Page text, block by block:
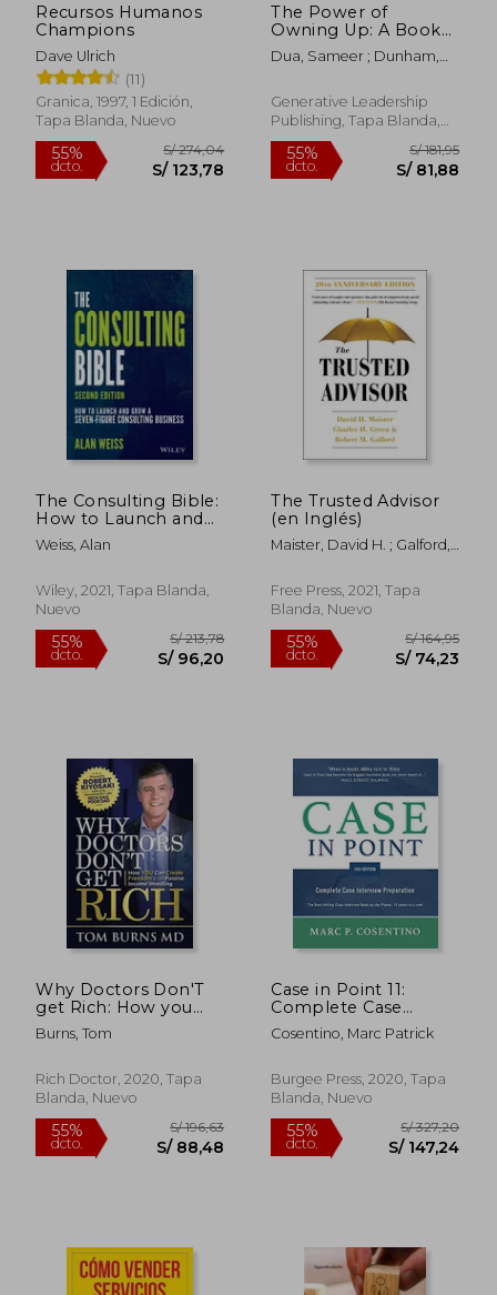
Recursos Humanos
Champions
Dave Ulrich
(11)
Granica, 1997, 1 Edición,
Tapa Blanda, Nuevo
55% S/ 274,04
The Power of
Owning Up: A Book
on Responsibility for
Leaders and Coaches
Dua, Sameer ; Dunham,
Generative Leadership
Publishing, Tapa Blanda,
Nuevo
55%
The Consulting Bible:
How to Launch and
Grow a Seven-Figure
Consulting Business
Weiss, Alan
Wiley, 2021, Tapa Blanda,
Nuevo
55%
dcto.
S/ 213,78
The Trusted Advisor
(en Inglés)
Maister, David H. ; Galford,
Free Press, 2021, Tapa
Blanda, Nuevo
55%
dcto.
Why Doctors Don'T
get Rich: How you
can Create Freedom
With Passive Income
Burns, Tom
Rich Doctor, 2020, Tapa
Blanda, Nuevo
Case in Point 11:
Complete Case
Interview Preparation
(en Inglés)
Cosentino, Marc Patrick
Burgee Press, 2020, Tapa
Blanda, Nuevo